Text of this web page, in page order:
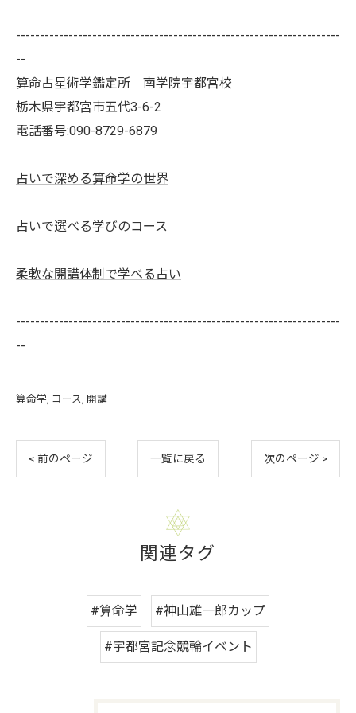
--------------------------------------------------------------------
--
算命占星術学鑑定所 南学院宇都宮校
栃木県宇都宮市五代3-6-2
電話番号:090-8729-6879
占いで深める算命学の世界
占いで選べる学びのコース
柔軟な開講体制で学べる占い
--------------------------------------------------------------------
--
算命学 コース 開講
< 前のページ 一覧に戻る 次のページ >
関連タグ
#算命学 #神山雄一郎カップ
#宇都宮記念競輪イベント